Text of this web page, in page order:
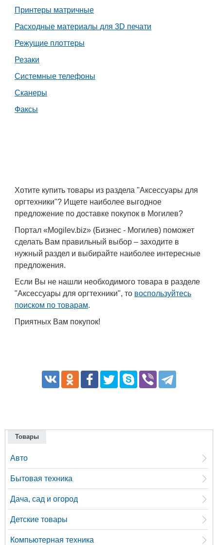
Принтеры матричные
Расходные материалы для 3D печати
Режущие плоттеры
Резаки
Системные телефоны
Сканеры
Факсы
Хотите купить товары из раздела "Аксессуары для
оргтехники"? Ищете наиболее выгодное
предложение по доставке покупок в Могилев?
Портал «Mogilev.biz» (Бизнес - Могилев) поможет
сделать Вам правильный выбор – заходите в
нужный раздел и выбирайте наиболее интересные
предложения.
Если Вы не нашли необходимого товара в разделе
"Аксессуары для оргтехники", то воспользуйтесь
поиском по товарам.
Приятных Вам покупок!
Товары
Авто
Бытовая техника
Дача, сад и огород
Детские товары
Компьютерная техника